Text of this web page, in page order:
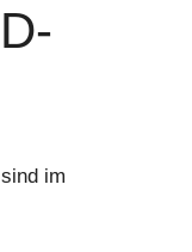
im